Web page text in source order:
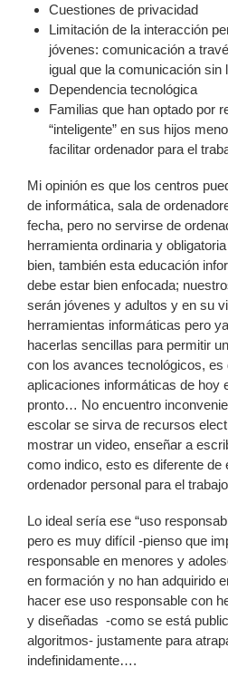
Cuestiones de privacidad
Limitación de la interacción
jóvenes: comunicación a
igual que la comunicación sin
Dependencia tecnológica
Familias que han optado por
“inteligente” en sus hijos
facilitar ordenador para el
Mi opinión es que los centros
de informática, sala de
fecha, pero no servirse de
herramienta ordinaria y
bien, también esta educación
debe estar bien enfocada;
serán jóvenes y adultos y en su
herramientas informáticas pero
hacerlas sencillas para permitir
con los avances tecnológicos, es
aplicaciones informáticas de hoy
pronto… No encuentro
escolar se sirva de recursos
mostrar un video, enseñar a
como indico, esto es diferente de
ordenador personal para el
Lo ideal sería ese “uso
pero es muy difícil -pienso que
responsable en menores y
en formación y no han adquirido
hacer ese uso responsable con
y diseñadas -como se está
algoritmos- justamente para
indefinidamente….